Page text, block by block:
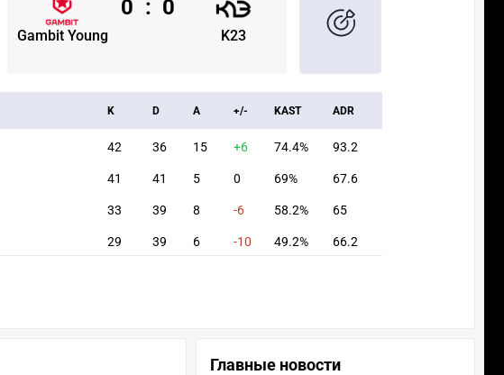
Gambit Young K23
0 : 0
K D A +/- KAST ADR
42 36 15 +6 74.4% 93.2
41 41 5 0 69% 67.6
33 39 8 -6 58.2% 65
29 39 6 -10 49.2% 66.2
Главные новости